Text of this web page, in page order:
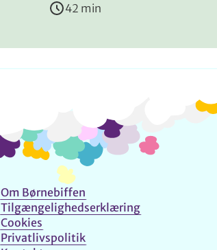
42 min
Om Børnebiffen
Tilgængelighedserklæring
Cookies
Privatlivspolitik